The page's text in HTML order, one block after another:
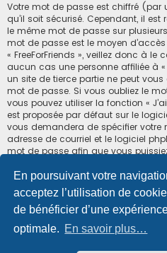
En poursuivant votre
acceptez l’utilisation de
de bénéficier d’une
optimale. En savoir plus…
Votre mot de passe est chiffré
qu’il soit sécurisé. Cependant, il
le même mot de passe sur
mot de passe est le moyen
« FreeForFriends », veillez donc à le
aucun cas une personne affiliée à «
un site de tierce partie ne peut
mot de passe. Si vous oubliez le
vous pouvez utiliser la fonction «
est proposée par défaut sur le
vous demandera de spécifier votre
adresse de courriel et le logiciel
mot de passe afin que vous
Accueil du forum